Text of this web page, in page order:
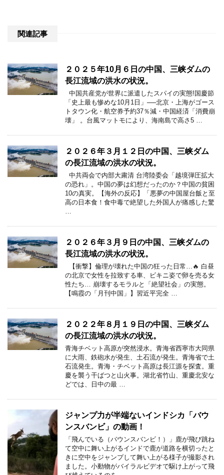
関連記事
２０２５年10月６日の中国、三峡ダムの
長江流域の洪水の状況。
中国共産党が世界に派遣したスパイの実態!国慶節
「史上最も惨めな10月1日」──北京・上海がゴース
トタウン化・航空券予約37％減・中国経済「消費崩
壊」 。台風マットモにより、海南島で高さ5 …
２０２６年３月１２日の中国、三峡ダム
の長江流域の洪水の状況。
中共両会で内部大粛清 台湾陸委会「越境弾圧拡大
の恐れ」。中国の夢は幻想だったのか？中国の貧困
10の真実。【海外の反応】「悪夢の中国屋台飯と至
高の日本食！食中毒で絶望した外国人が痛感した驚
…
２０２６年３月９日の中国、三峡ダムの
長江流域の洪水の状況。
【衝撃】倫理が壊れた中国の狂った日常…🔥 白昼
の北京で女性を拉致する車、ビキニ姿で卵を売る女
性たち… 崩壊するモラルと「絶望社会」の実態。
【鳴霞の「月刊中国」】習近平完全 …
２０２２年８月１９日の中国、三峡ダム
の長江流域の洪水の状況。
青海チベット高原が突然浸水。青海省西寧市大同県
に大雨、鉄砲水が発生、土石流が発生。青海省で土
石流発生。青海・チベット高原は長江源を探査。重
慶を襲う干ばつと山火事。湖北省竹山、重慶北安な
どでは、日中の最 …
ジャンプ力が半端ないインドシカ「バウ
ンスバンビ」の動画！
「飛んでいる（バウンスバンビ！）」鹿が飛び跳ね
て空中に舞い上がるインドで鹿が道路を横切ったと
きに空中をジャンプして舞い上がる様子が撮影され
ました。小動物がバイラルビデオで駆け上がって飛